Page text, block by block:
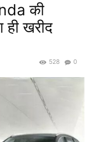
की
ही खरीद
0
528